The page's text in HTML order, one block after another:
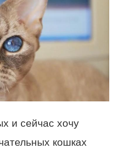
и сейчас хочу
кошках